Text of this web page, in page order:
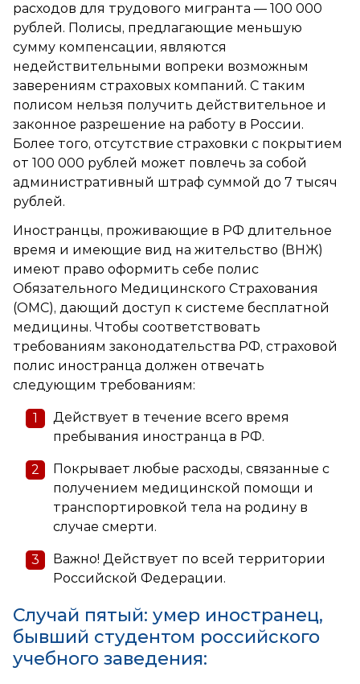
расходов для трудового мигранта — 100 000
рублей. Полисы, предлагающие меньшую
сумму компенсации, являются
недействительными вопреки возможным
заверениям страховых компаний. С таким
полисом нельзя получить действительное и
законное разрешение на работу в России.
Более того, отсутствие страховки с покрытием
от 100 000 рублей может повлечь за собой
административный штраф суммой до 7 тысяч
рублей.
Иностранцы, проживающие в РФ длительное
время и имеющие вид на жительство (ВНЖ)
имеют право оформить себе полис
Обязательного Медицинского Страхования
(ОМС), дающий доступ к системе бесплатной
медицины. Чтобы соответствовать
требованиям законодательства РФ, страховой
полис иностранца должен отвечать
следующим требованиям:
Действует в течение всего время
пребывания иностранца в РФ.
Покрывает любые расходы, связанные с
получением медицинской помощи и
транспортировкой тела на родину в
случае смерти.
Важно! Действует по всей территории
Российской Федерации.
Случай пятый: умер иностранец,
бывший студентом российского
учебного заведения: